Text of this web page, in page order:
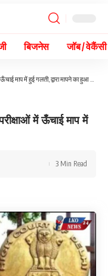
बिजनेस जॉब / वेकैंसी
माप में हुई गलती, द्वारा मापने का हुआ आदेश
में ऊँचाई माप में
3 Min Read